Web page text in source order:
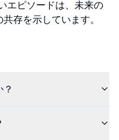
エピソードは、未来の
存を示しています。